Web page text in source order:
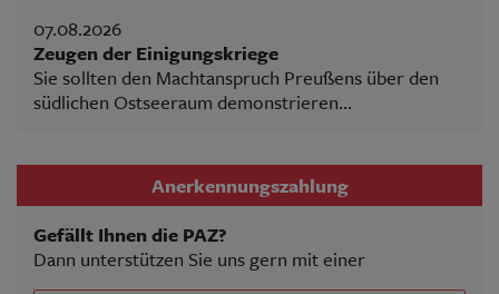
07.08.2026
Zeugen der Einigungskriege
Sie sollten den Machtanspruch Preußens über den
südlichen Ostseeraum demonstrieren...
Anerkennungszahlung
Gefällt Ihnen die PAZ?
Dann unterstützen Sie uns gern mit einer